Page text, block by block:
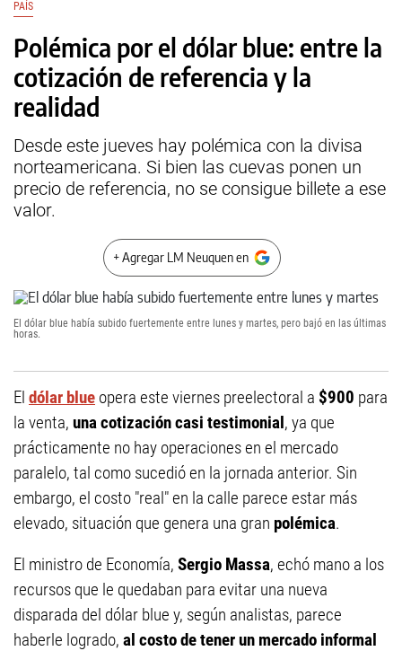
PAÍS
Polémica por el dólar blue: entre la
cotización de referencia y la
realidad
Desde este jueves hay polémica con la divisa
norteamericana. Si bien las cuevas ponen un
precio de referencia, no se consigue billete a ese
valor.
+ Agregar LM Neuquen en
El dólar blue había subido fuertemente entre lunes y martes, pero bajó en las últimas
horas.
El dólar blue opera este viernes preelectoral a $900 para
la venta, una cotización casi testimonial, ya que
prácticamente no hay operaciones en el mercado
paralelo, tal como sucedió en la jornada anterior. Sin
embargo, el costo "real" en la calle parece estar más
elevado, situación que genera una gran polémica.
El ministro de Economía, Sergio Massa, echó mano a los
recursos que le quedaban para evitar una nueva
disparada del dólar blue y, según analistas, parece
haberle logrado, al costo de tener un mercado informal